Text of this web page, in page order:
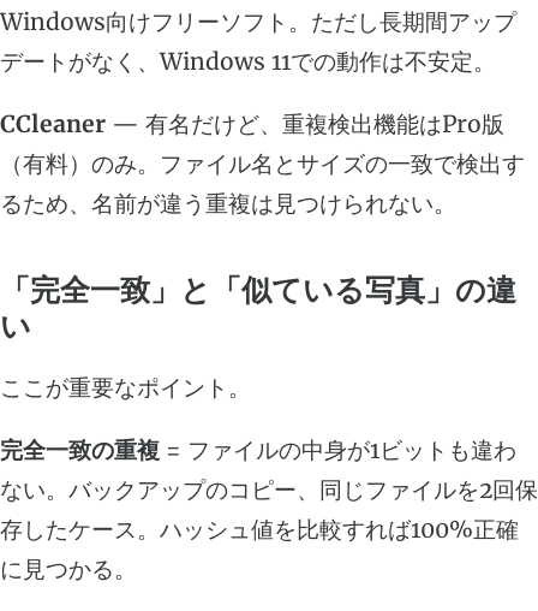
Windows向けフリーソフト。ただし長期間アップ
デートがなく、Windows 11での動作は不安定。
CCleaner — 有名だけど、重複検出機能はPro版
（有料）のみ。ファイル名とサイズの一致で検出す
るため、名前が違う重複は見つけられない。
「完全一致」と「似ている写真」の違
い
ここが重要なポイント。
完全一致の重複 = ファイルの中身が1ビットも違わ
ない。バックアップのコピー、同じファイルを2回保
存したケース。ハッシュ値を比較すれば100%正確
に見つかる。